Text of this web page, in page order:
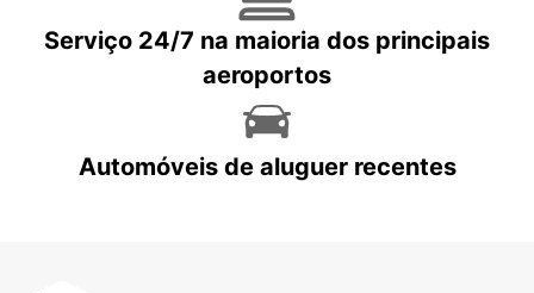
Serviço 24/7 na maioria dos principais
aeroportos
Automóveis de aluguer recentes